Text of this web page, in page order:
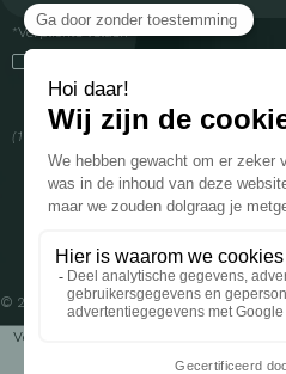
*Verplichte velden
Door dit vakje aan te vinken, ga ik
om mij commerciële informatie te
over het beheer van uw gegevens en
(1) Coopération pharmaceutique
© 2024 OENOBIOL PARIS
Voedingssupplement dat moet worden